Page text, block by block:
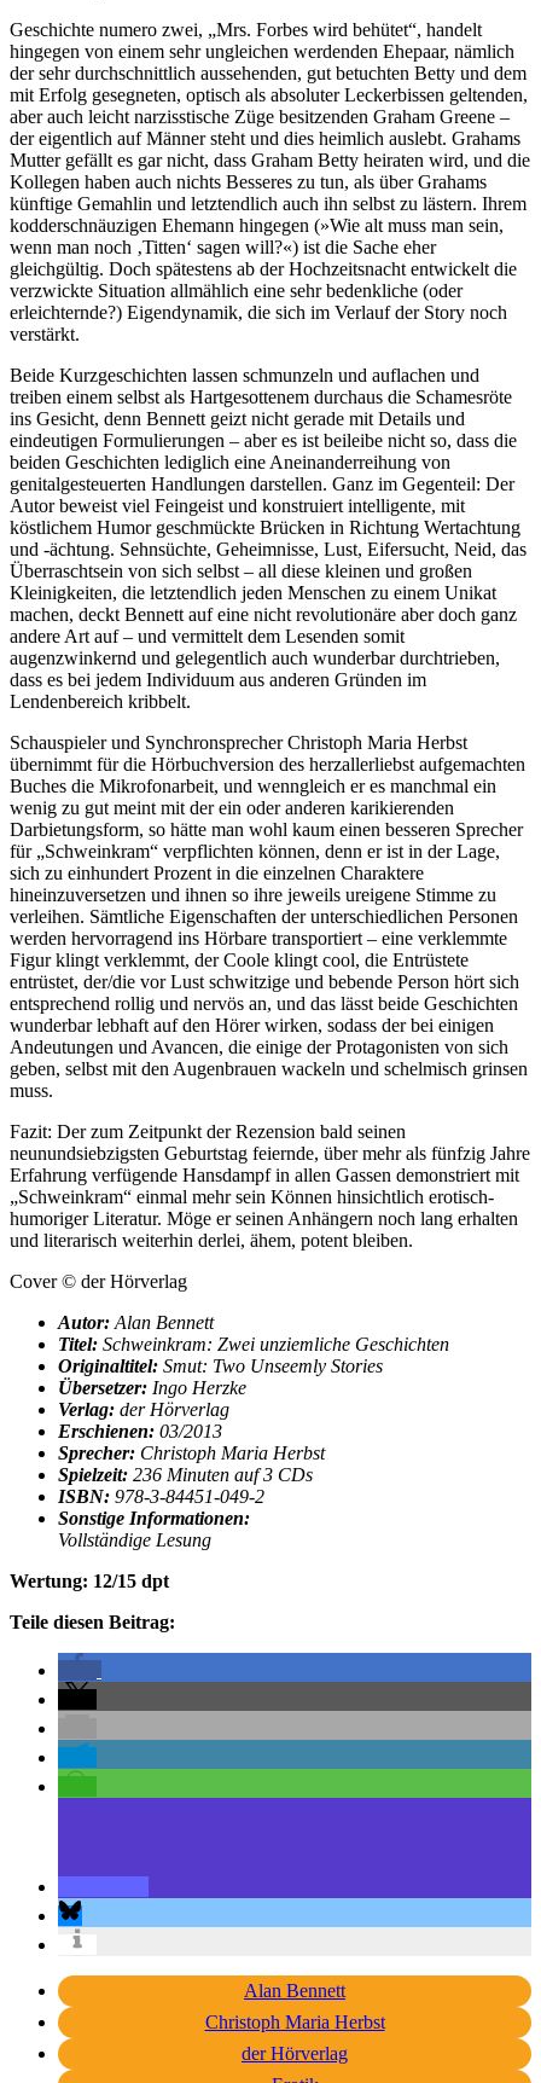
Geschichte numero zwei, „Mrs. Forbes wird behütet“, handelt
hingegen von einem sehr ungleichen werdenden Ehepaar, nämlich
der sehr durchschnittlich aussehenden, gut betuchten Betty und dem
mit Erfolg gesegneten, optisch als absoluter Leckerbissen geltenden,
aber auch leicht narzisstische Züge besitzenden Graham Greene –
der eigentlich auf Männer steht und dies heimlich auslebt. Grahams
Mutter gefällt es gar nicht, dass Graham Betty heiraten wird, und die
Kollegen haben auch nichts Besseres zu tun, als über Grahams
künftige Gemahlin und letztendlich auch ihn selbst zu lästern. Ihrem
kodderschnäuzigen Ehemann hingegen (»Wie alt muss man sein,
wenn man noch ‚Titten‘ sagen will?«) ist die Sache eher
gleichgültig. Doch spätestens ab der Hochzeitsnacht entwickelt die
verzwickte Situation allmählich eine sehr bedenkliche (oder
erleichternde?) Eigendynamik, die sich im Verlauf der Story noch
verstärkt.
Beide Kurzgeschichten lassen schmunzeln und auflachen und
treiben einem selbst als Hartgesottenem durchaus die Schamesröte
ins Gesicht, denn Bennett geizt nicht gerade mit Details und
eindeutigen Formulierungen – aber es ist beileibe nicht so, dass die
beiden Geschichten lediglich eine Aneinanderreihung von
genitalgesteuerten Handlungen darstellen. Ganz im Gegenteil: Der
Autor beweist viel Feingeist und konstruiert intelligente, mit
köstlichem Humor geschmückte Brücken in Richtung Wertachtung
und -ächtung. Sehnsüchte, Geheimnisse, Lust, Eifersucht, Neid, das
Überraschtsein von sich selbst – all diese kleinen und großen
Kleinigkeiten, die letztendlich jeden Menschen zu einem Unikat
machen, deckt Bennett auf eine nicht revolutionäre aber doch ganz
andere Art auf – und vermittelt dem Lesenden somit
augenzwinkernd und gelegentlich auch wunderbar durchtrieben,
dass es bei jedem Individuum aus anderen Gründen im
Lendenbereich kribbelt.
Schauspieler und Synchronsprecher Christoph Maria Herbst
übernimmt für die Hörbuchversion des herzallerliebst aufgemachten
Buches die Mikrofonarbeit, und wenngleich er es manchmal ein
wenig zu gut meint mit der ein oder anderen karikierenden
Darbietungsform, so hätte man wohl kaum einen besseren Sprecher
für „Schweinkram“ verpflichten können, denn er ist in der Lage,
sich zu einhundert Prozent in die einzelnen Charaktere
hineinzuversetzen und ihnen so ihre jeweils ureigene Stimme zu
verleihen. Sämtliche Eigenschaften der unterschiedlichen Personen
werden hervorragend ins Hörbare transportiert – eine verklemmte
Figur klingt verklemmt, der Coole klingt cool, die Entrüstete
entrüstet, der/die vor Lust schwitzige und bebende Person hört sich
entsprechend rollig und nervös an, und das lässt beide Geschichten
wunderbar lebhaft auf den Hörer wirken, sodass der bei einigen
Andeutungen und Avancen, die einige der Protagonisten von sich
geben, selbst mit den Augenbrauen wackeln und schelmisch grinsen
muss.
Fazit: Der zum Zeitpunkt der Rezension bald seinen
neunundsiebzigsten Geburtstag feiernde, über mehr als fünfzig Jahre
Erfahrung verfügende Hansdampf in allen Gassen demonstriert mit
„Schweinkram“ einmal mehr sein Können hinsichtlich erotisch-
humoriger Literatur. Möge er seinen Anhängern noch lang erhalten
und literarisch weiterhin derlei, ähem, potent bleiben.
Cover © der Hörverlag
Autor: Alan Bennett
Titel: Schweinkram: Zwei unziemliche Geschichten
Originaltitel: Smut: Two Unseemly Stories
Übersetzer: Ingo Herzke
Verlag: der Hörverlag
Erschienen: 03/2013
Sprecher: Christoph Maria Herbst
Spielzeit: 236 Minuten auf 3 CDs
ISBN: 978-3-84451-049-2
Sonstige Informationen:
Vollständige Lesung
Wertung: 12/15 dpt
Teile diesen Beitrag:
Alan Bennett
Christoph Maria Herbst
der Hörverlag